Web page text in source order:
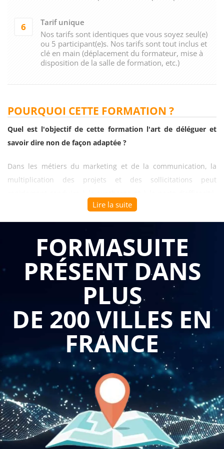
6
Tarif unique
Nos tarifs sont identiques que vous soyez seul(e)
ou 5 participant(e)s. Nos tarifs sont tout inclus et
clé en main (déplacement du formateur, mise à
disposition de la salle de formation, etc.)
POURQUOI CETTE FORMATION ?
Quel est l'objectif de cette formation l'art de déléguer et
savoir dire non de façon adaptée ?
Dans les métiers du marketing et de la communication, la
multiplication des projets et des sollicitations peut
formation l'art de déléguer et savoir dire non de façon
adaptéepermet aux managers et aux professionnels de
tout en préservant leur équilibre professionnel. Vos
collaborateurs développent des compétences essentielles
pour optimiser leur gestion du temps, renforcer l'autonomie
de leurs équipes et maintenir des relations professionnelles
Se former à la délégation et à l'assertivité avec
Formasuite
garantit une approche concrète adaptée à vos enjeux
organisationnels. Nous adaptons gratuitement le programme
aux spécificités de votre environnement de travail et aux défis
managériaux que vous rencontrez. Cette formation certifiée
Qualiopi propose des sessions courtes et concrètes qui
favorisent une montée rapide en compétences, avec des
mises en situation basées sur des cas réels. Les participants
comprennent l'importance de la délégation et savent
comment déléguer efficacement, en identifiant les tâches
Lire la suite
FORMASUITE
PRÉSENT DANS
PLUS
DE 200 VILLES EN
FRANCE